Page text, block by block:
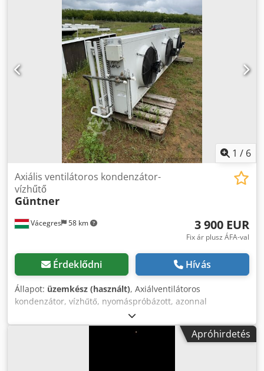
1 / 6
Vácegres 58 km
Axiális ventilátoros kondenzátor-
vízhűtő
Güntner
3 900 EUR
Fix ár plusz ÁFA-val
Érdeklődni Hívás
Állapot: üzemkész (használt), Axiálventilátoros
kondenzátor, vízhűtő, nyomáspróbázott, azonnal
használható. Helyszín: Magyarország (EU) Crjdpfx Aozhg
Izoqtsf
Apróhirdetés